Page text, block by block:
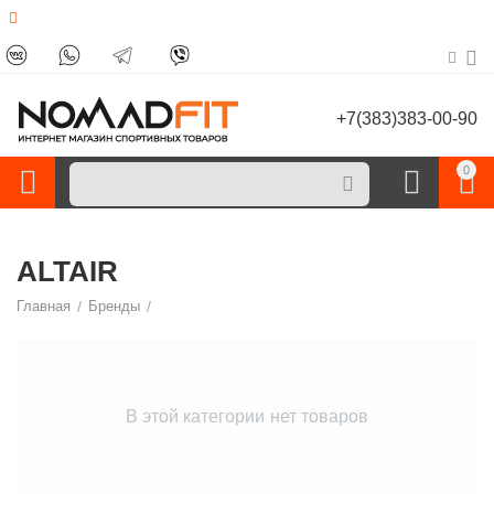
+7(383)383-00-90
0
ALTAIR
Главная / Бренды /
В этой категории нет товаров